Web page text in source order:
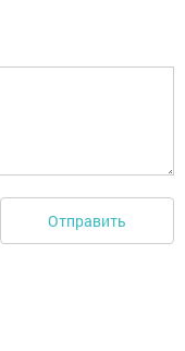
Отправить